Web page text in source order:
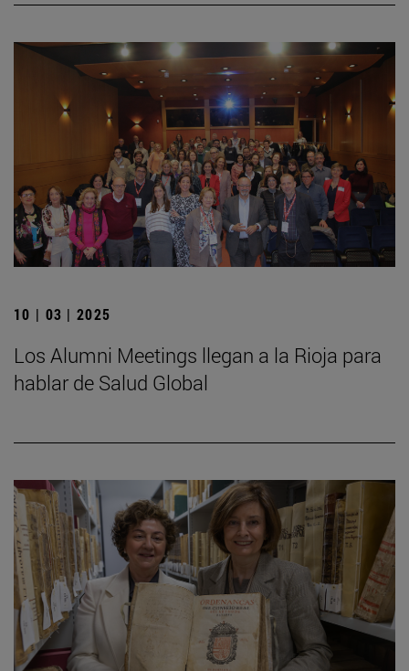
10 | 03 | 2025
Los Alumni Meetings llegan a la Rioja para
hablar de Salud Global